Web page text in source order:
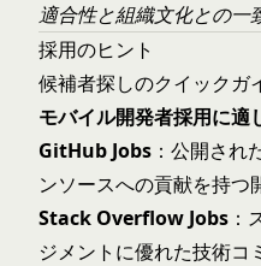
適合性と組織文化との一
採用のヒント
候補者探しのクイックガ
モバイル開発者採用に適
GitHub Jobs ：公開され
ンソースへの貢献を持つ
Stack Overflow Jobs ：
ジメントに優れた技術コ